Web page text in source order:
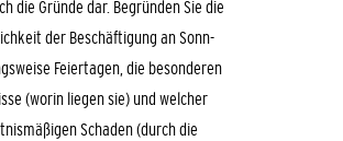
die Gründe dar. Begründen Sie die
der Beschäftigung an Sonn-
Feiertagen, die besonderen
(worin liegen sie) und welcher
Schaden (durch die